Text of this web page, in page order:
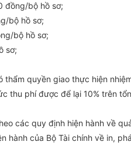
đồng/bộ hồ sơ;
bộ hồ sơ;
bộ hồ sơ;
sơ;
quyền giao thực hiện
thu phí được để lại 10% trên
các quy định hiện hành về
hành của Bộ Tài chính về in,